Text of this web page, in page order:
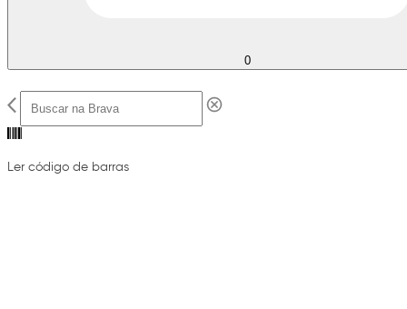
0
Ler código de barras